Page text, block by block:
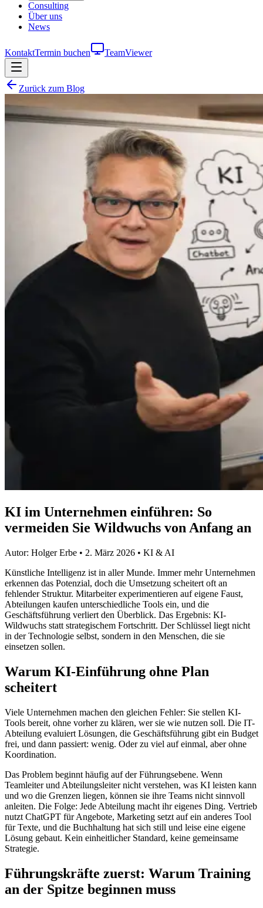
Consulting
Über uns
News
KontaktTermin buchen TeamViewer
Zurück zum Blog
KI im Unternehmen einführen: So
vermeiden Sie Wildwuchs von Anfang an
Autor: Holger Erbe • 2. März 2026 • KI & AI
Künstliche Intelligenz ist in aller Munde. Immer mehr Unternehmen
erkennen das Potenzial, doch die Umsetzung scheitert oft an
fehlender Struktur. Mitarbeiter experimentieren auf eigene Faust,
Abteilungen kaufen unterschiedliche Tools ein, und die
Geschäftsführung verliert den Überblick. Das Ergebnis: KI-
Wildwuchs statt strategischem Fortschritt. Der Schlüssel liegt nicht
in der Technologie selbst, sondern in den Menschen, die sie
einsetzen sollen.
Warum KI-Einführung ohne Plan
scheitert
Viele Unternehmen machen den gleichen Fehler: Sie stellen KI-
Tools bereit, ohne vorher zu klären, wer sie wie nutzen soll. Die IT-
Abteilung evaluiert Lösungen, die Geschäftsführung gibt ein Budget
frei, und dann passiert: wenig. Oder zu viel auf einmal, aber ohne
Koordination.
Das Problem beginnt häufig auf der Führungsebene. Wenn
Teamleiter und Abteilungsleiter nicht verstehen, was KI leisten kann
und wo die Grenzen liegen, können sie ihre Teams nicht sinnvoll
anleiten. Die Folge: Jede Abteilung macht ihr eigenes Ding. Vertrieb
nutzt ChatGPT für Angebote, Marketing setzt auf ein anderes Tool
für Texte, und die Buchhaltung hat sich still und leise eine eigene
Lösung gebaut. Kein einheitlicher Standard, keine gemeinsame
Strategie.
Führungskräfte zuerst: Warum Training
an der Spitze beginnen muss